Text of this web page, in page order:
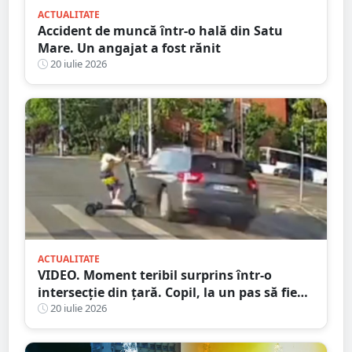
ACTUALITATE
Accident de muncă într-o hală din Satu
Mare. Un angajat a fost rănit
20 iulie 2026
ACTUALITATE
VIDEO. Moment teribil surprins într-o
intersecție din țară. Copil, la un pas să fie
spulberat de mașină
20 iulie 2026